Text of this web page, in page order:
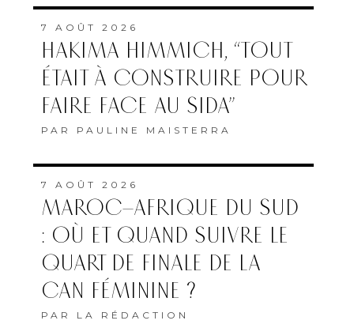
7 AOÛT 2026
HAKIMA HIMMICH, “TOUT
ÉTAIT À CONSTRUIRE POUR
FAIRE FACE AU SIDA”
PAR PAULINE MAISTERRA
7 AOÛT 2026
MAROC–AFRIQUE DU SUD
: OÙ ET QUAND SUIVRE LE
QUART DE FINALE DE LA
CAN FÉMININE ?
PAR LA RÉDACTION